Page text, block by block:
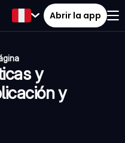
Abrir la app
y
y